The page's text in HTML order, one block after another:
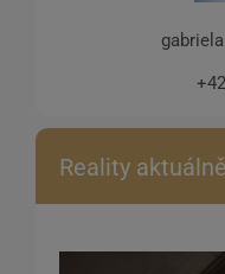
Reality aktuálně